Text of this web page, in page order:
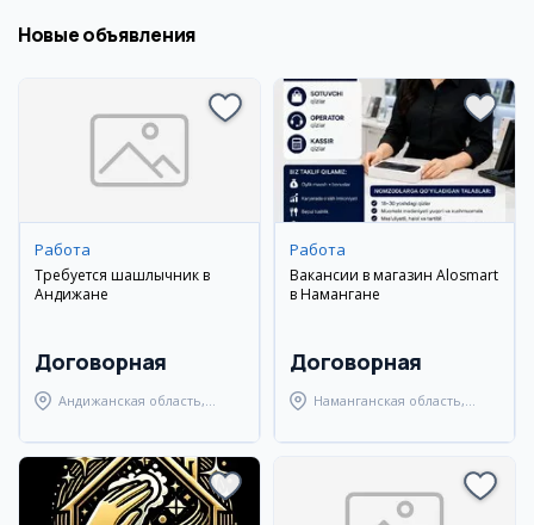
Новые объявления
Работа
Требуется шашлычник в
Андижане
Договорная
Андижанская область,
Работа
Вакансии в магазин Alosmart
в Намангане
Договорная
Наманганская область,